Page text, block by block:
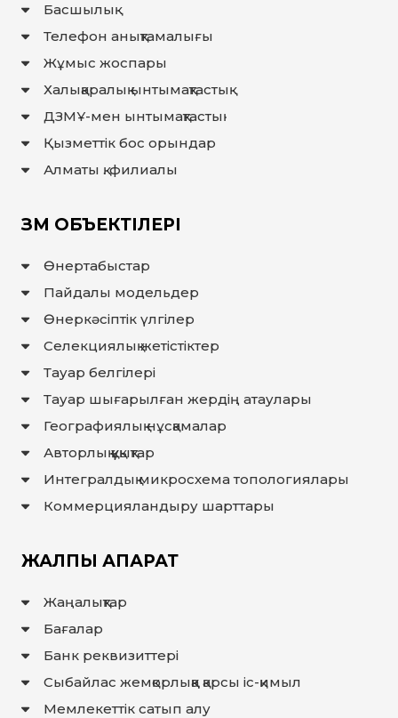
Басшылық
Телефон анықтамалығы
Жұмыс жоспары
Халықаралық ынтымақтастық
ДЗМҰ-мен ынтымақтастық
Қызметтік бос орындар
Алматы қ. филиалы
ЗМ ОБЪЕКТІЛЕРІ
Өнертабыстар
Пайдалы модельдер
Өнеркәсіптік үлгілер
Селекциялық жетістіктер
Тауар белгілері
Тауар шығарылған жердiң атаулары
Географиялық нұсқамалар
Авторлық құқықтар
Интегралдық микросхема топологиялары
Коммерцияландыру шарттары
ЖАЛПЫ АҚПАРАТ
Жаңалықтар
Бағалар
Банк реквизиттері
Сыбайлас жемқорлыққа қарсы іс-қимыл
Мемлекеттiк сатып алу